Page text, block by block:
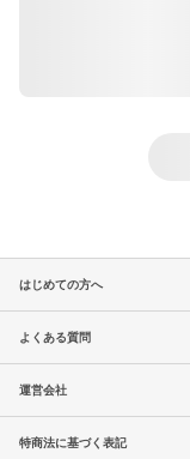
はじめての方へ
よくある質問
運営会社
特商法に基づく表記